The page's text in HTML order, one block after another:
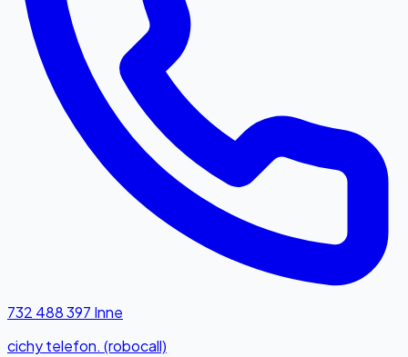
732 488 397 Inne
cichy telefon. (robocall)